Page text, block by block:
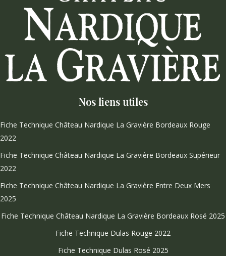
Nos liens utiles
Fiche Technique Château Nardique La Gravière Bordeaux Rouge
2022
Fiche Technique Château Nardique La Gravière Bordeaux Supérieur
2022
Fiche Technique Château Nardique La Gravière Entre Deux Mers
2025
Fiche Technique Château Nardique La Gravière Bordeaux Rosé 2025
Fiche Technique Dulas Rouge 2022
Fiche Technique Dulas Rosé 2025